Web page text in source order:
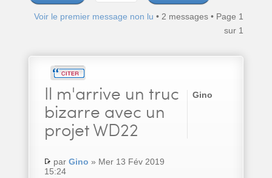
Voir le premier message non lu • 2 messages • Page 1
sur 1
Il m'arrive un truc
bizarre avec un
projet WD22
par Gino » Mer 13 Fév 2019
15:24
Gino